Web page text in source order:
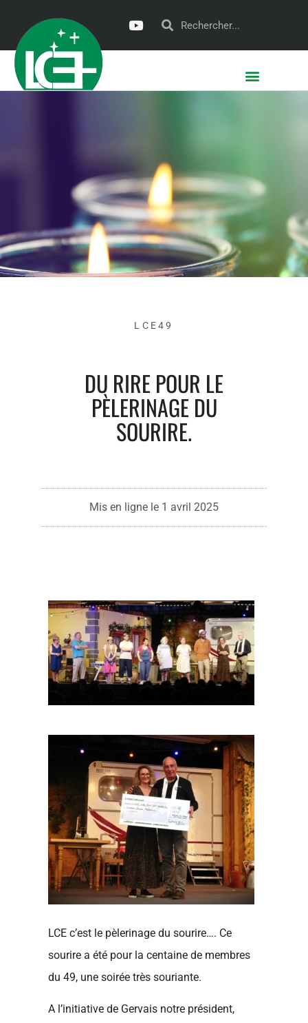
LCE49
DU RIRE POUR LE
PÈLERINAGE DU
SOURIRE.
Mis en ligne le 1 avril 2025
LCE c’est le pèlerinage du sourire…. Ce
sourire a été pour la centaine de membres
du 49, une soirée très souriante.
A l’initiative de Gervais notre président,